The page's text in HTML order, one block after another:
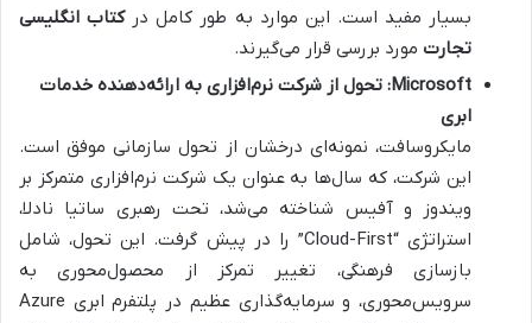
بسیار مفید است. این موارد به طور کامل درکتاب انگلیسی
تجارت مورد بررسی قرار می‌گیرند.
Microsoft: تحول از شرکت نرم‌افزاری به ارائه‌دهنده خدمات
ابری
مایکروسافت، نمونه‌ای درخشان از تحول سازمانی موفق است.
این شرکت، که سال‌ها به عنوان یک شرکت نرم‌افزاری متمرکز بر
ویندوز و آفیس شناخته می‌شد، تحت رهبری ساتیا نادلا،
استراتژی “Cloud-First” را در پیش گرفت. این تحول، شامل
بازسازی فرهنگی، تغییر تمرکز از محصول‌محوری به
سرویس‌محوری، و سرمایه‌گذاری عظیم در پلتفرم ابری Azure